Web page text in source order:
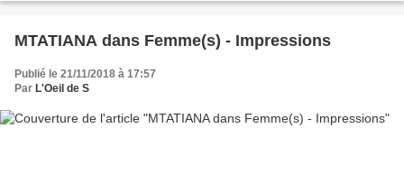
MTATIANA dans Femme(s) - Impressions
Publié le 21/11/2018 à 17:57
Par L'Oeil de S